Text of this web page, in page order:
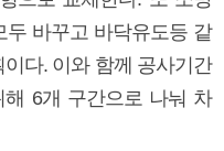
바꾸고 바닥유도등 같
다. 이와 함께 공사기간
6개 구간으로 나눠 차